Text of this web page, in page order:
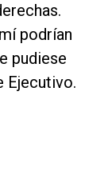
podrían
pudiese
Ejecutivo.